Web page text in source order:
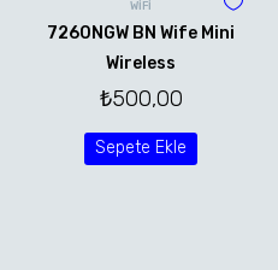
WİFİ
7260NGW BN Wife Mini
Wireless
₺500,00
Sepete Ekle